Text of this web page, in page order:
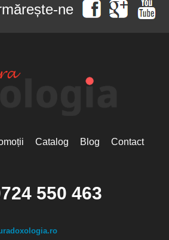
ne
Catalog Blog Contact
550 463